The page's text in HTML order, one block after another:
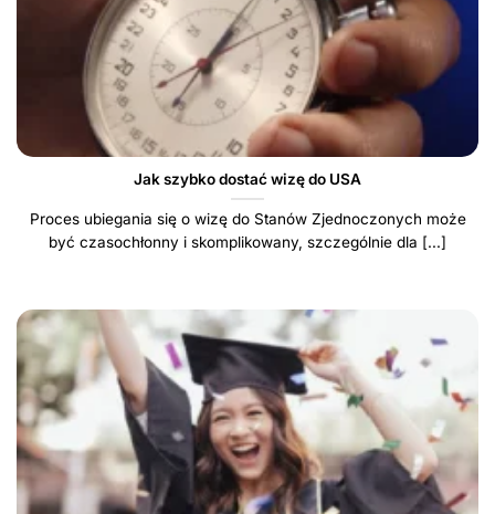
Jak szybko dostać wizę do USA
Proces ubiegania się o wizę do Stanów Zjednoczonych może
być czasochłonny i skomplikowany, szczególnie dla [...]